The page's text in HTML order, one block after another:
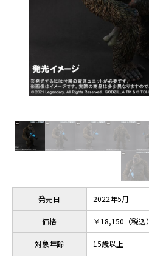
発売日 2022年5月
価格 ￥18,150（税込）
対象年齢 15歳以上